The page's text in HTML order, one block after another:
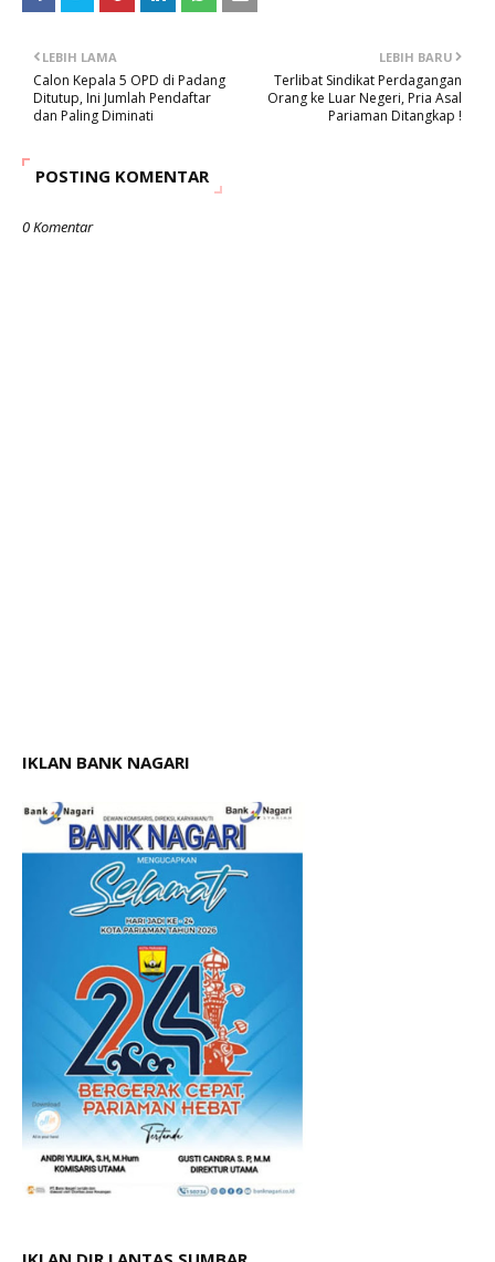
LEBIH BARU
Terlibat Sindikat Perdagangan
Orang ke Luar Negeri, Pria Asal
Pariaman Ditangkap !
LEBIH LAMA
Calon Kepala 5 OPD di Padang
Ditutup, Ini Jumlah Pendaftar
dan Paling Diminati
POSTING KOMENTAR
0 Komentar
IKLAN BANK NAGARI